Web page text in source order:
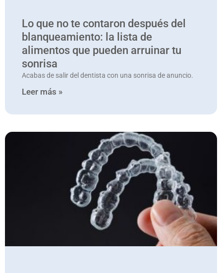
Lo que no te contaron después del
blanqueamiento: la lista de
alimentos que pueden arruinar tu
sonrisa
Acabas de salir del dentista con una sonrisa de anuncio.
Leer más »